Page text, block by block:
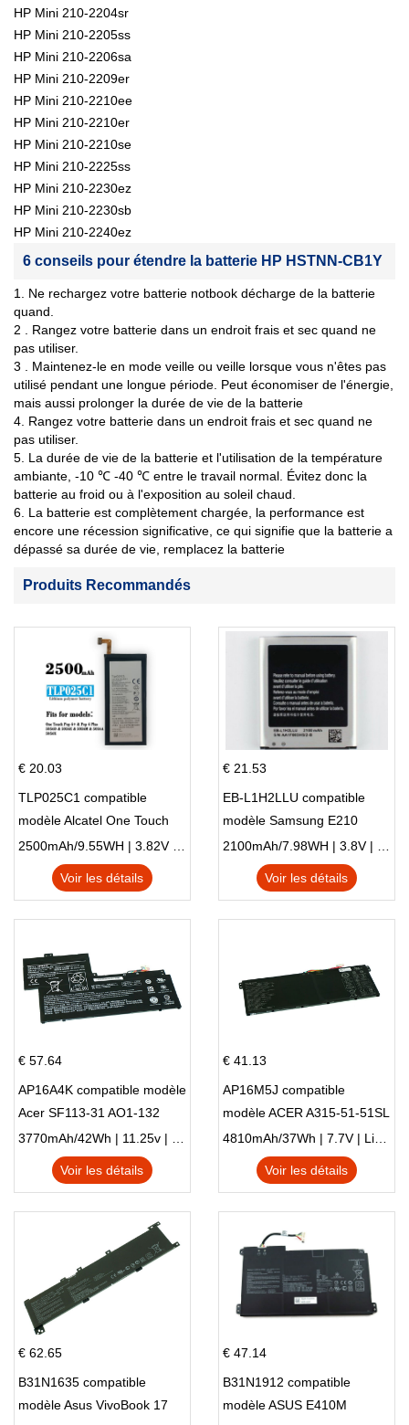
HP Mini 210-2204sr
HP Mini 210-2205ss
HP Mini 210-2206sa
HP Mini 210-2209er
HP Mini 210-2210ee
HP Mini 210-2210er
HP Mini 210-2210se
HP Mini 210-2225ss
HP Mini 210-2230ez
HP Mini 210-2230sb
HP Mini 210-2240ez
6 conseils pour étendre la batterie HP HSTNN-CB1Y
1. Ne rechargez votre batterie notbook décharge de la batterie
quand.
2 . Rangez votre batterie dans un endroit frais et sec quand ne
pas utiliser.
3 . Maintenez-le en mode veille ou veille lorsque vous n'êtes pas
utilisé pendant une longue période. Peut économiser de l'énergie,
mais aussi prolonger la durée de vie de la batterie
4. Rangez votre batterie dans un endroit frais et sec quand ne
pas utiliser.
5. La durée de vie de la batterie et l'utilisation de la température
ambiante, -10 ℃ -40 ℃ entre le travail normal. Évitez donc la
batterie au froid ou à l'exposition au soleil chaud.
6. La batterie est complètement chargée, la performance est
encore une récession significative, ce qui signifie que la batterie a
dépassé sa durée de vie, remplacez la batterie
Produits Recommandés
€ 20.03
TLP025C1 compatible
modèle Alcatel One Touch
Pop 4 Plus OT-5056D
2500mAh/9.55WH | 3.82V | Li-ion ...
Voir les détails
€ 21.53
EB-L1H2LLU compatible
modèle Samsung E210
E210K i939
2100mAh/7.98WH | 3.8V | Li-ion ...
Voir les détails
€ 57.64
AP16A4K compatible modèle
Acer SF113-31 AO1-132
NE132
3770mAh/42Wh | 11.25v | Li-ion ...
Voir les détails
€ 41.13
AP16M5J compatible
modèle ACER A315-51-51SL
N17Q1 SERIES
4810mAh/37Wh | 7.7V | Li-ion ...
Voir les détails
€ 62.65
B31N1635 compatible
modèle Asus VivoBook 17
€ 47.14
B31N1912 compatible
modèle ASUS E410M